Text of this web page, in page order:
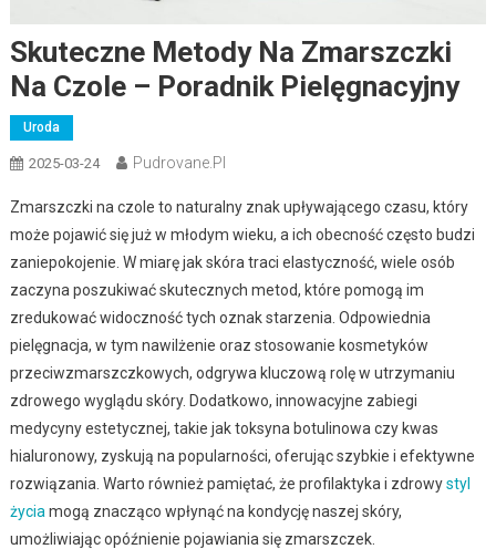
Skuteczne Metody Na Zmarszczki
Na Czole – Poradnik Pielęgnacyjny
Uroda
2025-03-24 Pudrovane.pl
Zmarszczki na czole to naturalny znak upływającego czasu, który
może pojawić się już w młodym wieku, a ich obecność często budzi
zaniepokojenie. W miarę jak skóra traci elastyczność, wiele osób
zaczyna poszukiwać skutecznych metod, które pomogą im
zredukować widoczność tych oznak starzenia. Odpowiednia
pielęgnacja, w tym nawilżenie oraz stosowanie kosmetyków
przeciwzmarszczkowych, odgrywa kluczową rolę w utrzymaniu
zdrowego wyglądu skóry. Dodatkowo, innowacyjne zabiegi
medycyny estetycznej, takie jak toksyna botulinowa czy kwas
hialuronowy, zyskują na popularności, oferując szybkie i efektywne
rozwiązania. Warto również pamiętać, że profilaktyka i zdrowystyl
życia mogą znacząco wpłynąć na kondycję naszej skóry,
umożliwiając opóźnienie pojawiania się zmarszczek.